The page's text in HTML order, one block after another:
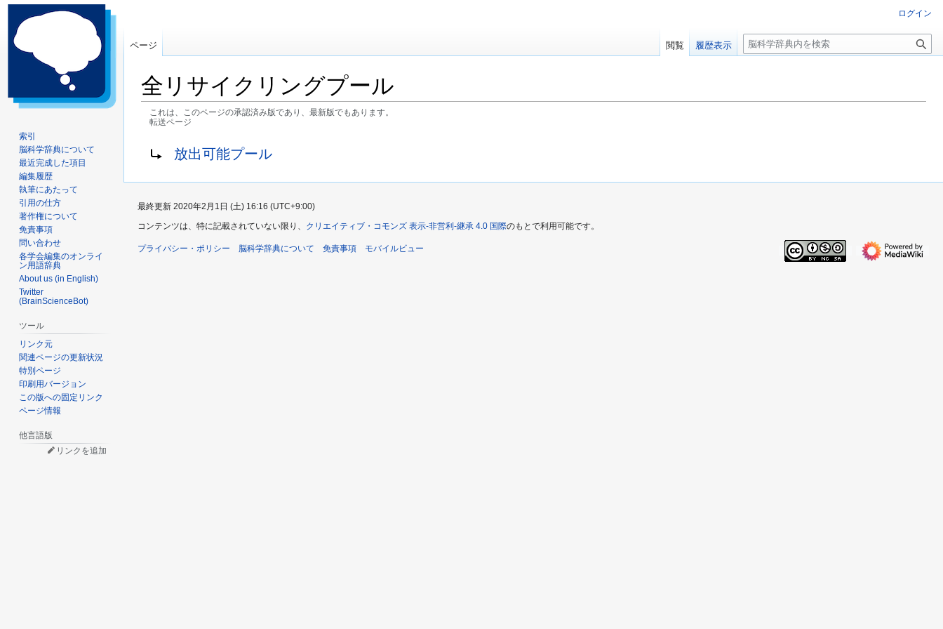
全リサイクリングプール
これは、このページの承認済み版であり、最新版でもあります。
転送ページ
シ
ョ
に
動
転送先: 放出可能プール
ログイン
ページ 閲覧 履歴表示
検
索
索引
脳科学辞典について
最近完成した項目
編集履歴
執筆にあたって
引用の仕方
著作権について
免責事項
問い合わせ
各学会編集のオンライ
ン用語辞典
About us (in English)
Twitter
(BrainScienceBot)
ツール
リンク元
関連ページの更新状況
特別ページ
印刷用バージョン
この版への固定リンク
ページ情報
他言語版
リンクを追加
最終更新 2020年2月1日 (土) 16:16 (UTC+9:00)
コンテンツは、特に記載されていない限り、 クリエイティブ・コモンズ 表示-非営利-継承 4.0 国際のもとで利用可能です。
プライバシー・ポリシー 脳科学辞典について 免責事項 モバイルビュー